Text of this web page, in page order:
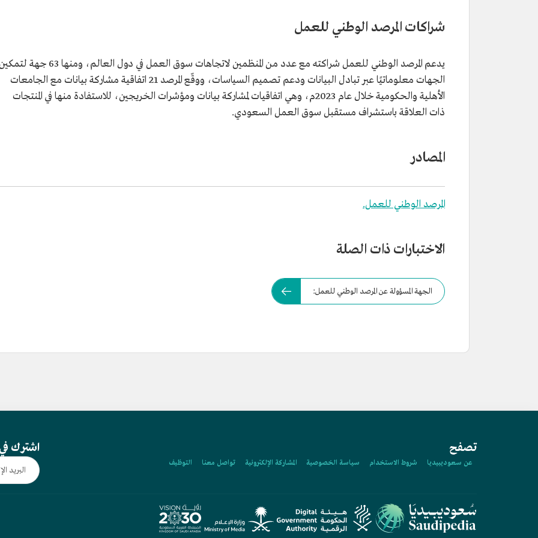
شراكات المرصد الوطني للعمل
يدعم المرصد الوطني للعمل شراكته مع عدد من المنظمين لاتجاهات سوق العمل في دول العالم، ومنها 63 جهة
الجهات معلوماتيًا عبر تبادل البيانات ودعم تصميم السياسات، ووقّع المرصد 21 اتفاقية مشاركة بيانات مع الجامعات
الأهلية والحكومية خلال عام 2023م، وهي اتفاقيات لمشاركة بيانات ومؤشرات الخريجين، للاستفادة منها في المنتجات
ذات العلاقة باستشراف مستقبل سوق العمل السعودي.
المصادر
المرصد الوطني للعمل.
الاختبارات ذات الصلة
الجهة المسؤولة عن المرصد الوطني للعمل:
تصفح
عن سعوديبيديا شروط الاستخدام سياسة الخصوصية المشاركة الإلكترونية تواصل معنا التوظيف
اشترك